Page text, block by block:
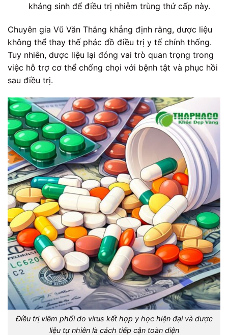
kháng sinh để điều trị nhiễm trùng thứ cấp này.
Chuyên gia Vũ Văn Thắng khẳng định rằng, dược liệu
không thể thay thế phác đồ điều trị y tế chính thống.
Tuy nhiên, dược liệu lại đóng vai trò quan trọng trong
việc hỗ trợ cơ thể chống chọi với bệnh tật và phục hồi
sau điều trị.
Điều trị viêm phổi do virus kết hợp y học hiện đại và dược
liệu tự nhiên là cách tiếp cận toàn diện